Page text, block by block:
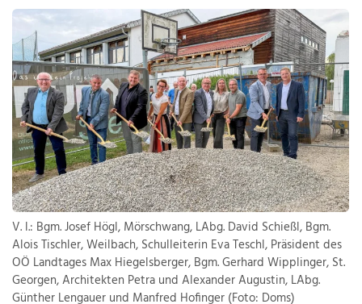
V. l.: Bgm. Josef Högl, Mörschwang, LAbg. David Schießl, Bgm.
Alois Tischler, Weilbach, Schulleiterin Eva Teschl, Präsident des
OÖ Landtages Max Hiegelsberger, Bgm. Gerhard Wipplinger, St.
Georgen, Architekten Petra und Alexander Augustin, LAbg.
Günther Lengauer und Manfred Hofinger (Foto: Doms)